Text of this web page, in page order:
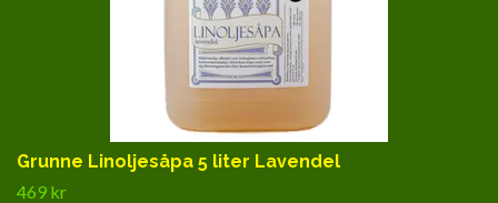
Grunne Linoljesåpa 5 liter Lavendel
469 kr